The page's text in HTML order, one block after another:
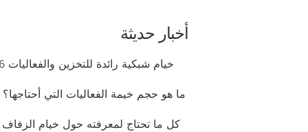
أخبار حديثة
1.6 خيام شبكية رائدة للتخزين والفعاليات
2. ما هو حجم خيمة الفعاليات التي أحتاجها؟
3. كل ما تحتاج لمعرفته حول خيام الزفاف